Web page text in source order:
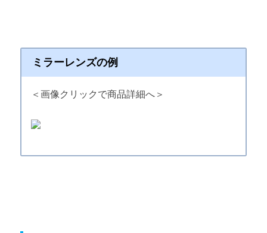
ミラーレンズの例
＜画像クリックで商品詳細へ＞